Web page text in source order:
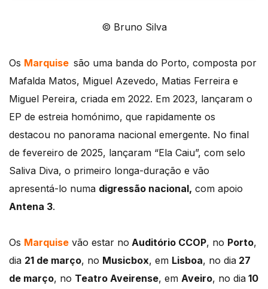
© Bruno Silva
Os Marquise são uma banda do Porto, composta por
Mafalda Matos, Miguel Azevedo, Matias Ferreira e
Miguel Pereira, criada em 2022. Em 2023, lançaram o
EP de estreia homónimo, que rapidamente os
destacou no panorama nacional emergente. No final
de fevereiro de 2025, lançaram “Ela Caiu”, com selo
Saliva Diva, o primeiro longa-duração e vão
apresentá-lo numa digressão nacional, com apoio
Antena 3.
Os Marquise vão estar no Auditório CCOP, no Porto,
dia 21 de março, no Musicbox, em Lisboa, no dia 27
de março, no Teatro Aveirense, em Aveiro, no dia 10